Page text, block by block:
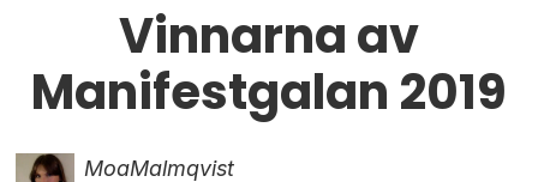
Vinnarna av
Manifestgalan 2019
MoaMalmqvist